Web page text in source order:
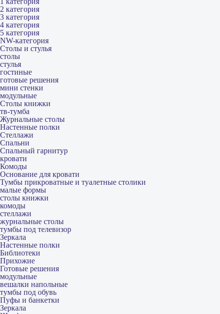
2 категория
3 категория
4 категория
5 категория
NW-категория
Столы и стулья
столы
стулья
гостиные
готовые решения
мини стенки
модульные
Столы книжки
тв-тумба
Журнальные столы
Настенные полки
Стеллажи
Спальни
Спальный гарнитур
кровати
Комоды
Основание для кровати
Тумбы прикроватные и туалетные столики
малые формы
столы книжки
комоды
стеллажи
журнальные столы
тумбы под телевизор
Зеркала
Настенные полки
Библиотеки
Прихожие
Готовые решения
модульные
вешалки напольные
тумбы под обувь
Пуфы и банкетки
Зеркала